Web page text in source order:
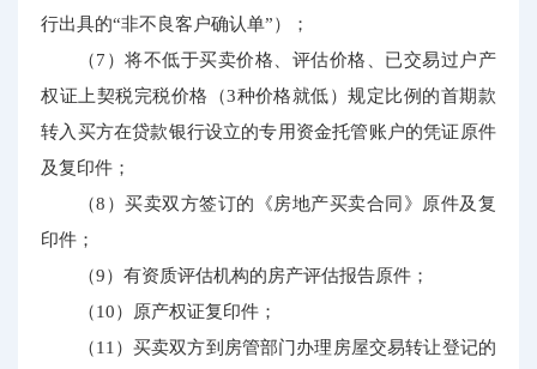
行出具的“非不良客户确认单”）；
（7）将不低于买卖价格、评估价格、已交易过户产
权证上契税完税价格（3种价格就低）规定比例的首期款
转入买方在贷款银行设立的专用资金托管账户的凭证原件
及复印件；
（8）买卖双方签订的《房地产买卖合同》原件及复
印件；
（9）有资质评估机构的房产评估报告原件；
（10）原产权证复印件；
（11）买卖双方到房管部门办理房屋交易转让登记的